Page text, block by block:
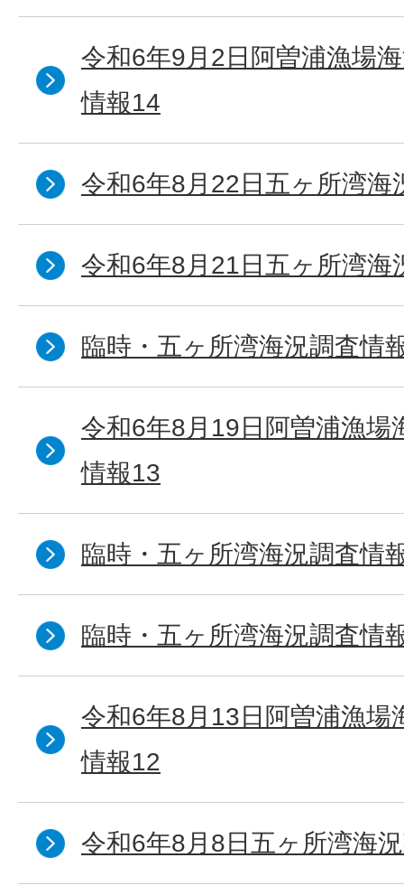
令和6年9月2日阿曽浦漁場
情報14
令和6年8月22日五ヶ所湾海
令和6年8月21日五ヶ所湾海
臨時・五ヶ所湾海況調査情
令和6年8月19日阿曽浦漁場
情報13
臨時・五ヶ所湾海況調査情
臨時・五ヶ所湾海況調査情
令和6年8月13日阿曽浦漁場
情報12
令和6年8月8日五ヶ所湾海